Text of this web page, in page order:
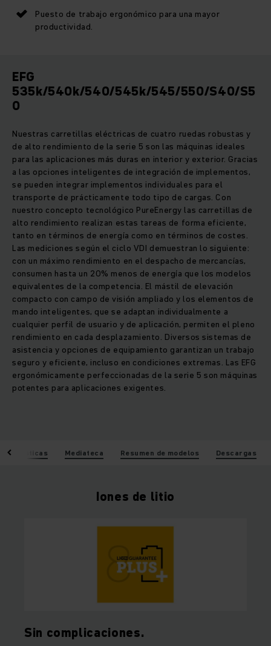
Puesto de trabajo ergonómico para una mayor
productividad.
EFG
535k/540k/540/545k/545/550/S40/S5
0
Nuestras carretillas eléctricas de cuatro ruedas robustas y
de alto rendimiento de la serie 5 son las máquinas ideales
para las aplicaciones más duras en interior y exterior. Gracias
a las opciones inteligentes de integración de implementos,
se pueden integrar implementos individuales para el
transporte de prácticamente todo tipo de cargas. Con
nuestro concepto tecnológico PureEnergy las carretillas de
alto rendimiento realizan estas tareas de forma eficiente,
tanto en términos de energía como en términos de costes.
Las mediciones según el ciclo VDI demuestran lo siguiente:
con un máximo rendimiento en el despacho de mercancías,
consumen hasta un 20% menos de energía que los modelos
equivalentes de la competencia. El mástil de elevación
compacto con campo de visión ampliado y los elementos de
mando inteligentes, que se adaptan individualmente a
cualquier perfil de usuario y de aplicación, permiten el pleno
rendimiento en cada desplazamiento. Diversos sistemas de
asistencia y opciones de equipamiento garantizan un trabajo
seguro y eficiente, incluso en condiciones extremas. Las EFG
ergonómicamente perfeccionadas de la serie 5 son máquinas
potentes para aplicaciones exigentes.
Mediateca Resumen de modelos Descargas
Iones de litio
Sin complicaciones.